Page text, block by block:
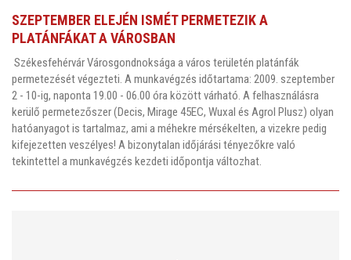
SZEPTEMBER ELEJÉN ISMÉT PERMETEZIK A
PLATÁNFÁKAT A VÁROSBAN
Székesfehérvár Városgondnoksága a város területén platánfák
permetezését végezteti. A munkavégzés időtartama: 2009. szeptember
2 - 10-ig, naponta 19.00 - 06.00 óra között várható. A felhasználásra
kerülő permetezőszer (Decis, Mirage 45EC, Wuxal és Agrol Plusz) olyan
hatóanyagot is tartalmaz, ami a méhekre mérsékelten, a vizekre pedig
kifejezetten veszélyes! A bizonytalan időjárási tényezőkre való
tekintettel a munkavégzés kezdeti időpontja változhat.